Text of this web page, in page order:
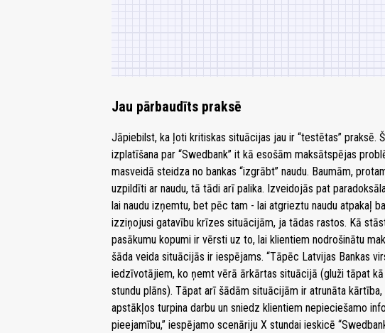
Jau pārbaudīts praksē
Jāpiebilst, ka ļoti kritiskas situācijas jau ir “testētas” praksē.
izplatīšana par “Swedbank” it kā esošām maksātspējas
masveidā steidza no bankas “izgrābt” naudu. Baumām,
uzpildīti ar naudu, tā tādi arī palika. Izveidojās pat
lai naudu izņemtu, bet pēc tam - lai atgrieztu naudu atpakaļ
izziņojusi gatavību krīzes situācijām, ja tādas rastos. Kā
pasākumu kopumi ir vērsti uz to, lai klientiem nodrošinātu
šāda veida situācijās ir iespējams. “Tāpēc Latvijas Bankas
iedzīvotājiem, ko ņemt vērā ārkārtas situācijā (gluži tāpat
stundu plāns). Tāpat arī šādām situācijām ir atrunāta
apstākļos turpina darbu un sniedz klientiem nepieciešamo
pieejamību,” iespējamo scenāriju X stundai ieskicē